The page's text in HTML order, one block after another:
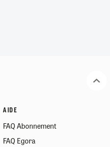
AIDE
FAQ Abonnement
FAQ Egora